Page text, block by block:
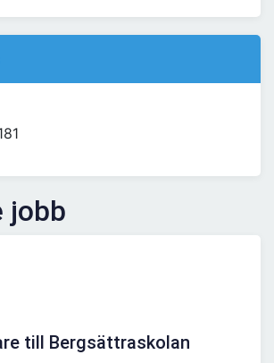
jobb
till Bergsättraskolan